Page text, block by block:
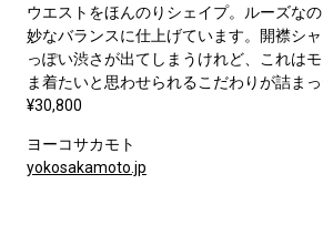
ウエストをほんのりシェイプ。ルーズな
妙なバランスに仕上げています。開襟シ
っぽい渋さが出てしまうけれど、これは
ま着たいと思わせられるこだわりが詰まっ
¥30,800
ヨーコサカモト
yokosakamoto.jp